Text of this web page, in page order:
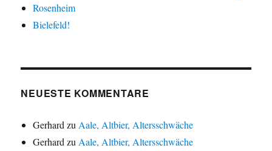
Rosenheim
Bielefeld!
NEUESTE KOMMENTARE
Gerhard zu Aale, Altbier, Altersschwäche
Gerhard zu Aale, Altbier, Altersschwäche